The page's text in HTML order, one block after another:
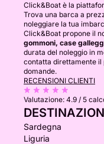
Click&Boat è la
Trova una barca a
noleggiare la tua
Click&Boat propone il
gommoni, case
durata del noleggio in
contatta direttamente
domande.
RECENSIONI CLIENTI
Valutazione: 4.9 / 5
Sardegna
Liguria